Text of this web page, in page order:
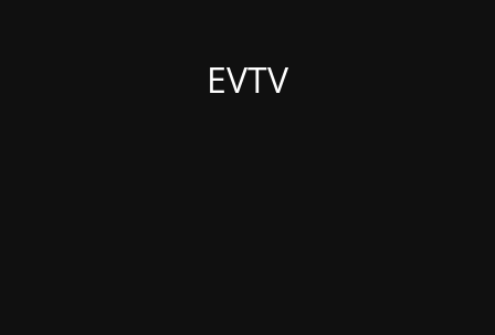
EVTV